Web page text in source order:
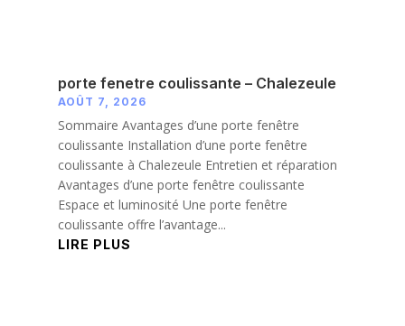
porte fenetre coulissante – Chalezeule
AOÛT 7, 2026
Sommaire Avantages d’une porte fenêtre
coulissante Installation d’une porte fenêtre
coulissante à Chalezeule Entretien et réparation
Avantages d’une porte fenêtre coulissante
Espace et luminosité Une porte fenêtre
coulissante offre l’avantage...
LIRE PLUS